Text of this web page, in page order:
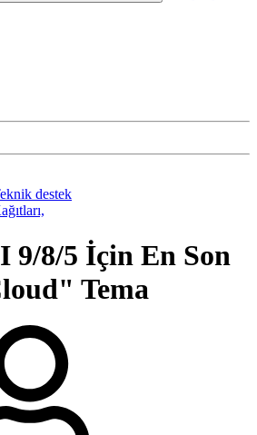
destek
9/8/5 İçin En Son
Tema